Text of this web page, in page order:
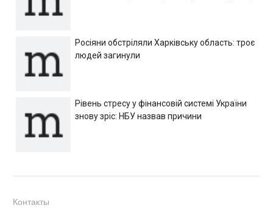
Росіяни обстріляли Харківську область: троє
людей загинули
Рівень стресу у фінансовій системі України
знову зріс: НБУ назвав причини
Контакты